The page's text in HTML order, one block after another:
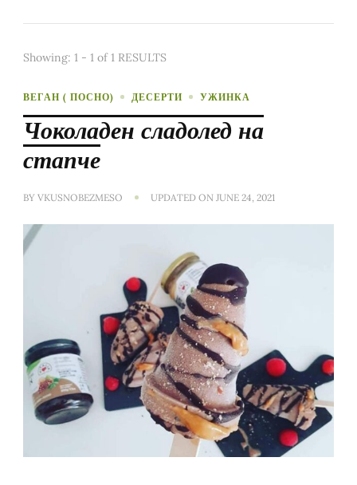
Showing: 1 - 1 of 1 RESULTS
ВЕГАН ( ПОСНО) ДЕСЕРТИ УЖИНКА
Чоколаден сладолед на
стапче
BY VKUSNOBEZMESO UPDATED ON JUNE 24, 2021